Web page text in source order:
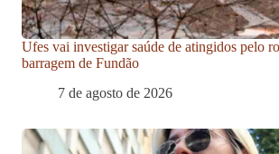
Ufes vai investigar saúde de atingidos pelo
barragem de Fundão
7 de agosto de 2026